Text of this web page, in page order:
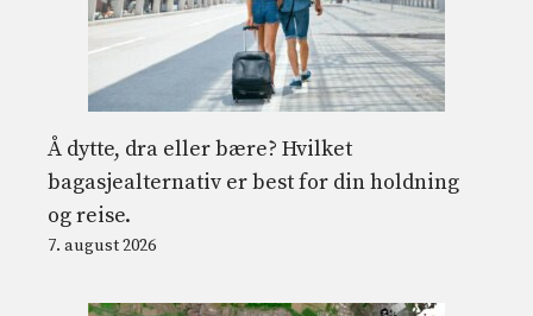
Å dytte, dra eller bære? Hvilket
bagasjealternativ er best for din holdning
og reise.
7. august 2026